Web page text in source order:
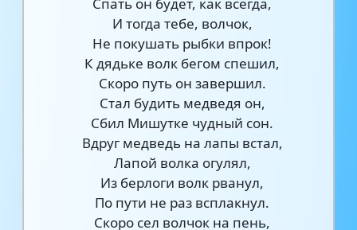
И тогда тебе, волчок,
Не покушать рыбки впрок!
К дядьке волк бегом спешил,
Скоро путь он завершил.
Стал будить медведя он,
Сбил Мишутке чудный сон.
Вдруг медведь на лапы встал,
Лапой волка огулял,
Из берлоги волк рванул,
По пути не раз всплакнул.
Скоро сел волчок на пень,